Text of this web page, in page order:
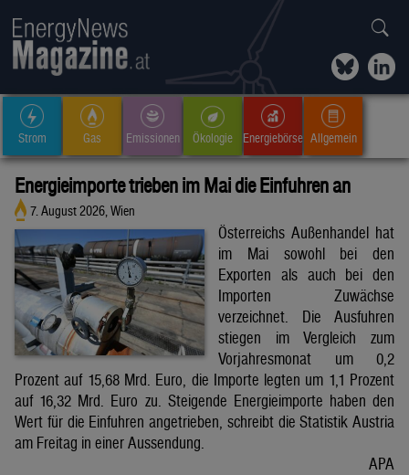
Strom Gas Emissionen Ökologie Energiebörse Allgemein
Energieimporte trieben im Mai die Einfuhren an
7. August 2026, Wien
Österreichs Außenhandel hat
im Mai sowohl bei den
Exporten als auch bei den
Importen Zuwächse
verzeichnet. Die Ausfuhren
stiegen im Vergleich zum
Vorjahresmonat um 0,2
Prozent auf 15,68 Mrd. Euro, die Importe legten um 1,1 Prozent
auf 16,32 Mrd. Euro zu. Steigende Energieimporte haben den
Wert für die Einfuhren angetrieben, schreibt die Statistik Austria
am Freitag in einer Aussendung.
APA